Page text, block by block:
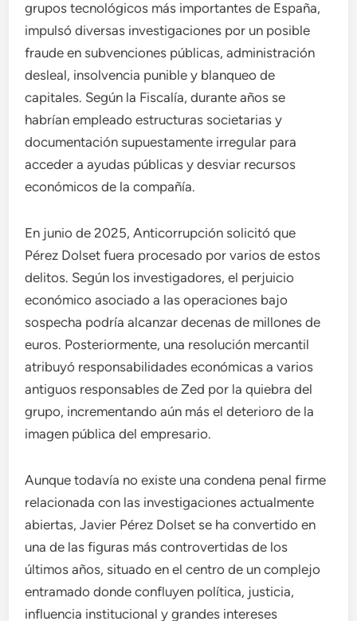
grupos tecnológicos más importantes de España,
impulsó diversas investigaciones por un posible
fraude en subvenciones públicas, administración
desleal, insolvencia punible y blanqueo de
capitales. Según la Fiscalía, durante años se
habrían empleado estructuras societarias y
documentación supuestamente irregular para
acceder a ayudas públicas y desviar recursos
económicos de la compañía.
En junio de 2025, Anticorrupción solicitó que
Pérez Dolset fuera procesado por varios de estos
delitos. Según los investigadores, el perjuicio
económico asociado a las operaciones bajo
sospecha podría alcanzar decenas de millones de
euros. Posteriormente, una resolución mercantil
atribuyó responsabilidades económicas a varios
antiguos responsables de Zed por la quiebra del
grupo, incrementando aún más el deterioro de la
imagen pública del empresario.
Aunque todavía no existe una condena penal firme
relacionada con las investigaciones actualmente
abiertas, Javier Pérez Dolset se ha convertido en
una de las figuras más controvertidas de los
últimos años, situado en el centro de un complejo
entramado donde confluyen política, justicia,
influencia institucional y grandes intereses